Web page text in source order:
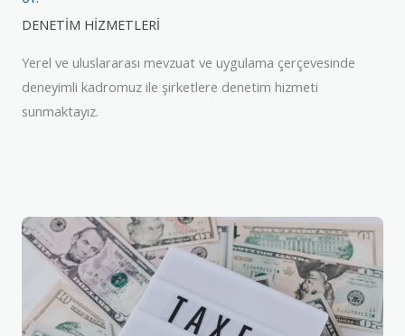
DENETİM HİZMETLERİ
Yerel ve uluslararası mevzuat ve uygulama çerçevesinde
deneyimli kadromuz ile şirketlere denetim hizmeti
sunmaktayız.